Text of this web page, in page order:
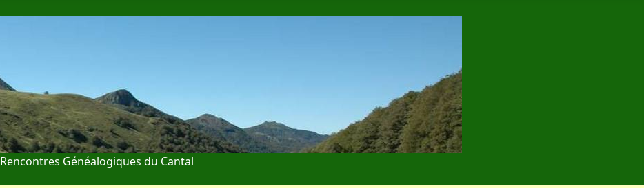
Rencontres Généalogiques du Cantal